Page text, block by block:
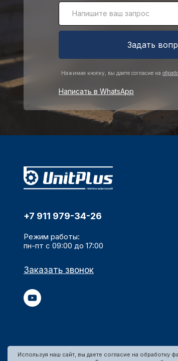
Задать
Нажимая кнопку, вы даете согласие на
Написать в WhatsApp
+7 911 979-34-26
Режим работы:
пн-пт с 09:00 до 17:00
Заказать звонок
Используя наш сайт, вы даете согласие на обработку